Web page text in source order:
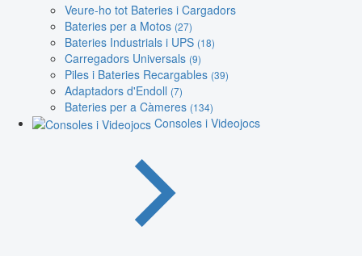
Veure-ho tot Bateries i Cargadors
Bateries per a Motos (27)
Bateries Industrials i UPS (18)
Carregadors Universals (9)
Piles i Bateries Recargables (39)
Adaptadors d'Endoll (7)
Bateries per a Càmeres (134)
Consoles i Videojocs